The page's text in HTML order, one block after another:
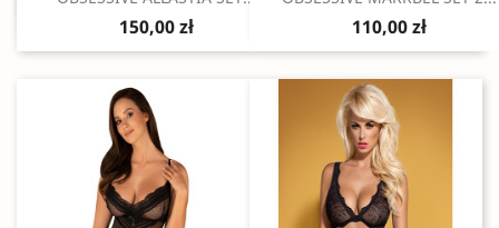
150,00 zł 110,00 zł